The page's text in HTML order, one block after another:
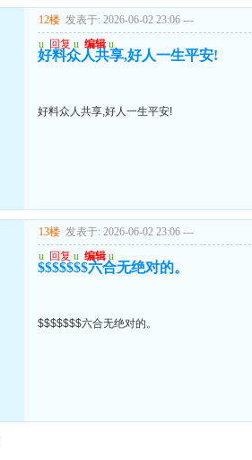
12楼 发表于: 2026-06-02 23:06 ---
u 回复 u 编辑 u
好料众人共享,好人一生平安!
好料众人共享,好人一生平安!
13楼 发表于: 2026-06-02 23:06 ---
u 回复 u 编辑 u
$$$$$$$六合无绝对的。
$$$$$$$六合无绝对的。